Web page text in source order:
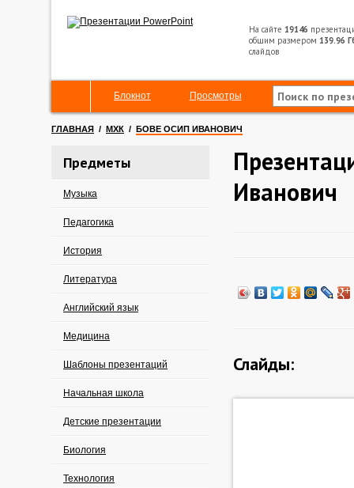
На сайте 19146
общим размером 139.96
слайдов
Блокнот Просмотры
ГЛАВНАЯ / МХК / БОВЕ ОСИП ИВАНОВИЧ
Предметы
Музыка
Педагогика
История
Литература
Английский язык
Медицина
Шаблоны презентаций
Начальная школа
Детские презентации
Биология
Технология
Иванович
Слайды: